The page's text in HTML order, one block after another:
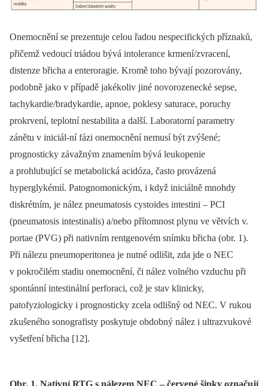
Onemocnění se prezentuje celou řadou nespecifických příznaků,
přičemž vedoucí triádou bývá intolerance krmení/zvracení,
distenze břicha a enteroragie. Kromě toho bývají pozorovány,
podobně jako v případě jakékoliv jiné novorozenecké sepse,
tachykardie/bradykardie, apnoe, poklesy saturace, poruchy
prokrvení, teplotní nestabilita a další. Laboratorní parametry
zánětu v iniciál-ní fázi onemocnění nemusí být zvýšené;
prognosticky závažným znamením bývá leukopenie
a prohlubující se metabolická acidóza, často provázená
hyperglykémií. Patognomonickým, i když iniciálně mnohdy
diskrétním, je nález pneumatosis cystoides intestini –⁠ PCI
(pneumatosis intestinalis) a/nebo přítomnost plynu ve větvích v.
portae (PVG) při nativním rentgenovém snímku břicha (obr. 1).
Při nálezu pneumoperitonea je nutné odlišit, zda jde o NEC
v pokročilém stadiu onemocnění, či nález volného vzduchu při
spontánní intestinální perforaci, což je stav klinicky,
patofyziologicky i prognosticky zcela odlišný od NEC. V rukou
zkušeného sonografisty poskytuje obdobný nález i ultrazvukové
vyšetření břicha [12].